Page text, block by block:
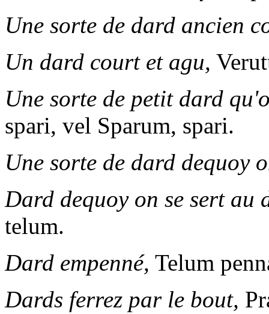
Une sorte de dard ancien
Un dard court et agu,
Une sorte de petit dard
spari, vel Sparum, spari.
Une sorte de dard dequoy
Dard dequoy on se sert au
telum.
Dard empenné, Telum
Dards ferrez par le bout,